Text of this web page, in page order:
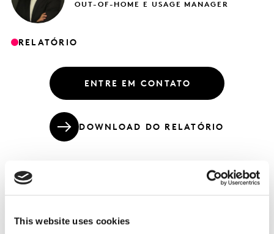
This website uses cookies
OUT-OF-HOME E USAGE MANAGER
RELATÓRIO
ENTRE EM CONTATO
DOWNLOAD DO RELATÓRIO
sendo afetado?